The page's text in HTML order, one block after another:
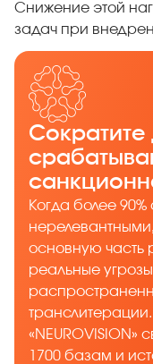
Снижение этой
задач при
Когда более
основную часть
реальные
«NEUROVISION»
1700 базам и